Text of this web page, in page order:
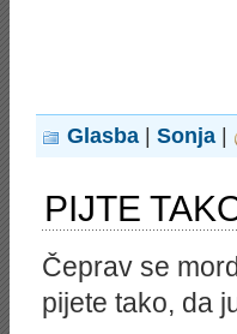
Glasba Sonja
PIJTE
Čeprav se
pijete tako, da